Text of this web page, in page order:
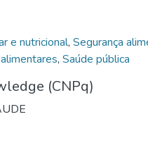
e nutricional, Segurança
, Saúde pública
(CNPq)